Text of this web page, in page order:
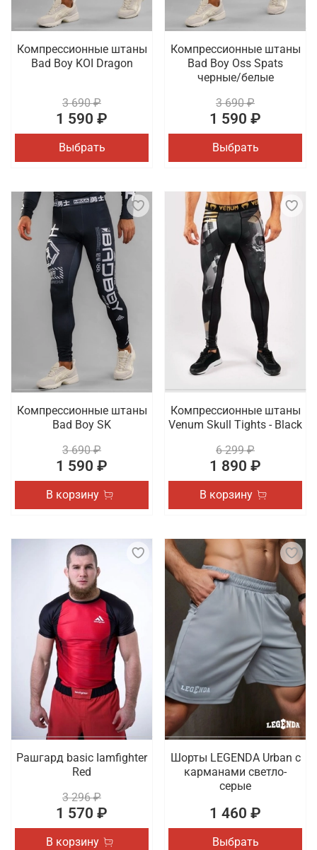
Компрессионные штаны
Bad Boy KOI Dragon
3 690 ₽
1 590 ₽
Выбрать
Компрессионные штаны
Bad Boy Oss Spats
черные/белые
3 690 ₽
1 590 ₽
Выбрать
Компрессионные штаны
Bad Boy SK
3 690 ₽
1 590 ₽
В корзину
Компрессионные штаны
Venum Skull Tights - Black
6 299 ₽
1 890 ₽
В корзину
Рашгард basic Iamfighter
Red
3 296 ₽
1 570 ₽
В корзину
Шорты LEGENDA Urban c
карманами светло-
серые
1 460 ₽
Выбрать